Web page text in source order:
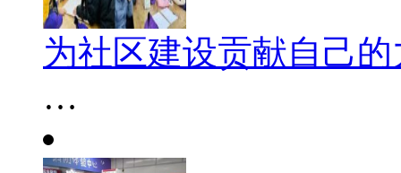
为社区建设贡献自己的
…